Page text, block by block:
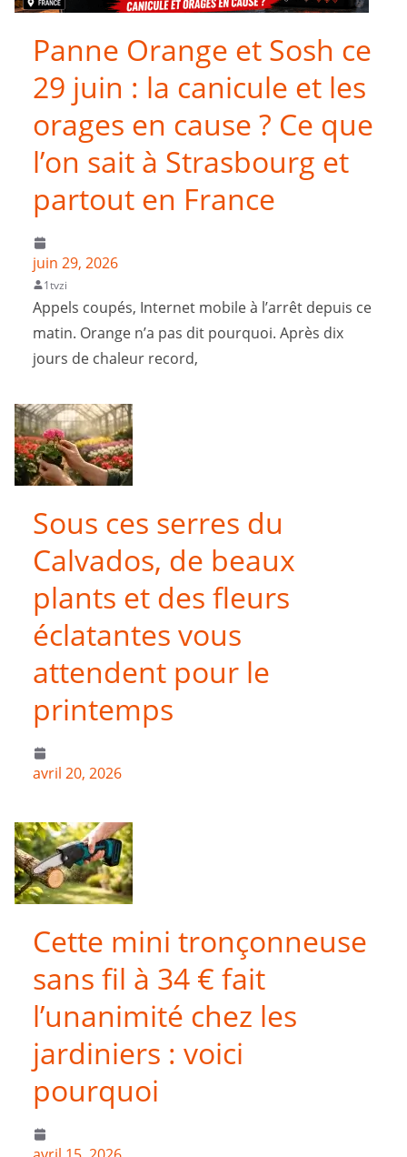
Panne Orange et Sosh ce
29 juin : la canicule et les
orages en cause ? Ce que
l’on sait à Strasbourg et
partout en France
juin 29, 2026
1tvzi
Appels coupés, Internet mobile à l’arrêt depuis ce
matin. Orange n’a pas dit pourquoi. Après dix
jours de chaleur record,
Sous ces serres du
Calvados, de beaux
plants et des fleurs
éclatantes vous
attendent pour le
printemps
avril 20, 2026
Cette mini tronçonneuse
sans fil à 34 € fait
l’unanimité chez les
jardiniers : voici
pourquoi